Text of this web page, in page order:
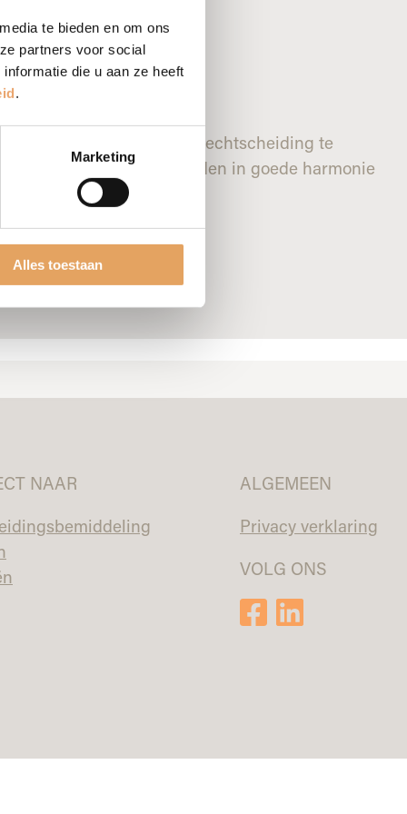
te bieden en om ons
partners voor social
die u aan ze heeft
.
Marketing
Alles toestaan
relatie. Om niet in een vechtscheiding te
de Ruiter. ‘Want scheiden in goede harmonie
NAAR
ALGEMEEN
Privacy verklaring
VOLG ONS